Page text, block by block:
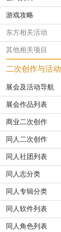
游戏攻略
东方相关活动
其他相关项目
二次创作与活动
展会及活动导航
展会作品列表
商业二次创作
同人二次创作
同人社团列表
同人志分类
同人专辑分类
同人软件列表
同人角色列表